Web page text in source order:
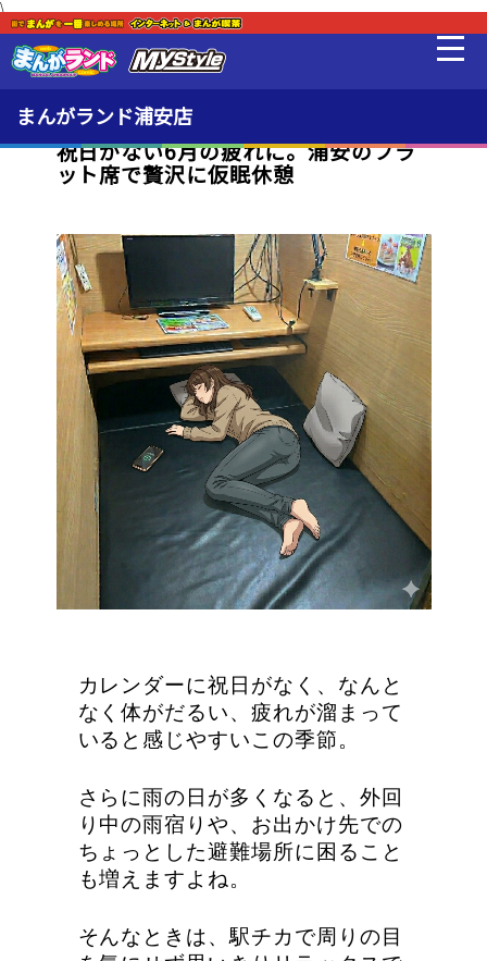
\
最新情報
料金・利用方法
冷食24
設備
販売品
貸出品
オンラインゲーム
映画/アニメ/電子書籍
まんがランド浦安店
新着・オススメ情報
祝日がない6月の疲れに。浦安のフラ
ット席で贅沢に仮眠休憩
カレンダーに祝日がなく、なんと
なく体がだるい、疲れが溜まって
いると感じやすいこの季節。
さらに雨の日が多くなると、外回
り中の雨宿りや、お出かけ先での
ちょっとした避難場所に困ること
も増えますよね。
そんなときは、駅チカで周りの目